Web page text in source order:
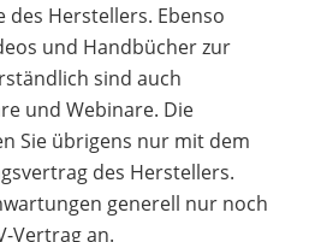
Herstellers. Ebenso
und Handbücher zur
sind auch
und Webinare. Die
Sie übrigens nur mit dem
des Herstellers.
generell nur noch
Vertrag an.